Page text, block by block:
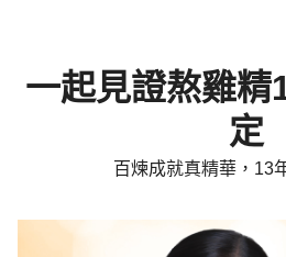
一起見證熬雞精
定
百煉成就真精華，13